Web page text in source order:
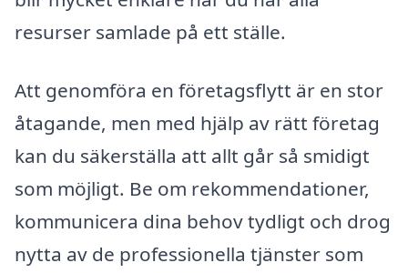
resurser samlade på ett ställe.
Att genomföra en företagsflytt är en stor
åtagande, men med hjälp av rätt företag
kan du säkerställa att allt går så smidigt
som möjligt. Be om rekommendationer,
kommunicera dina behov tydligt och drog
nytta av de professionella tjänster som